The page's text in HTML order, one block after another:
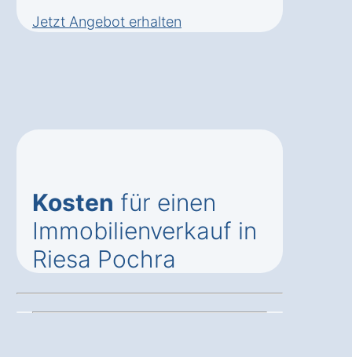
Jetzt Angebot erhalten
Kosten für einen
Immobilienverkauf in
Riesa Pochra